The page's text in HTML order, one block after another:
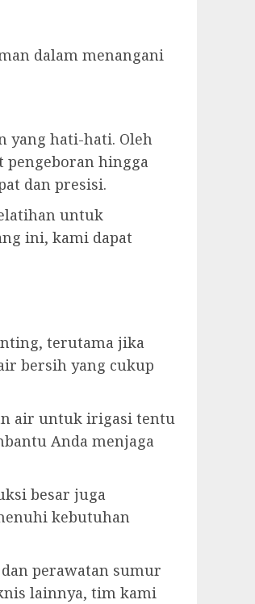
dalam menangani
yang hati-hati. Oleh
pengeboran hingga
dan presisi.
untuk
ini, kami dapat
terutama jika
bersih yang cukup
air untuk irigasi tentu
Anda menjaga
besar juga
kebutuhan
perawatan sumur
lainnya, tim kami